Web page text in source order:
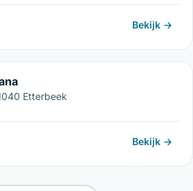
Bekijk →
Etterbeek
Bekijk →